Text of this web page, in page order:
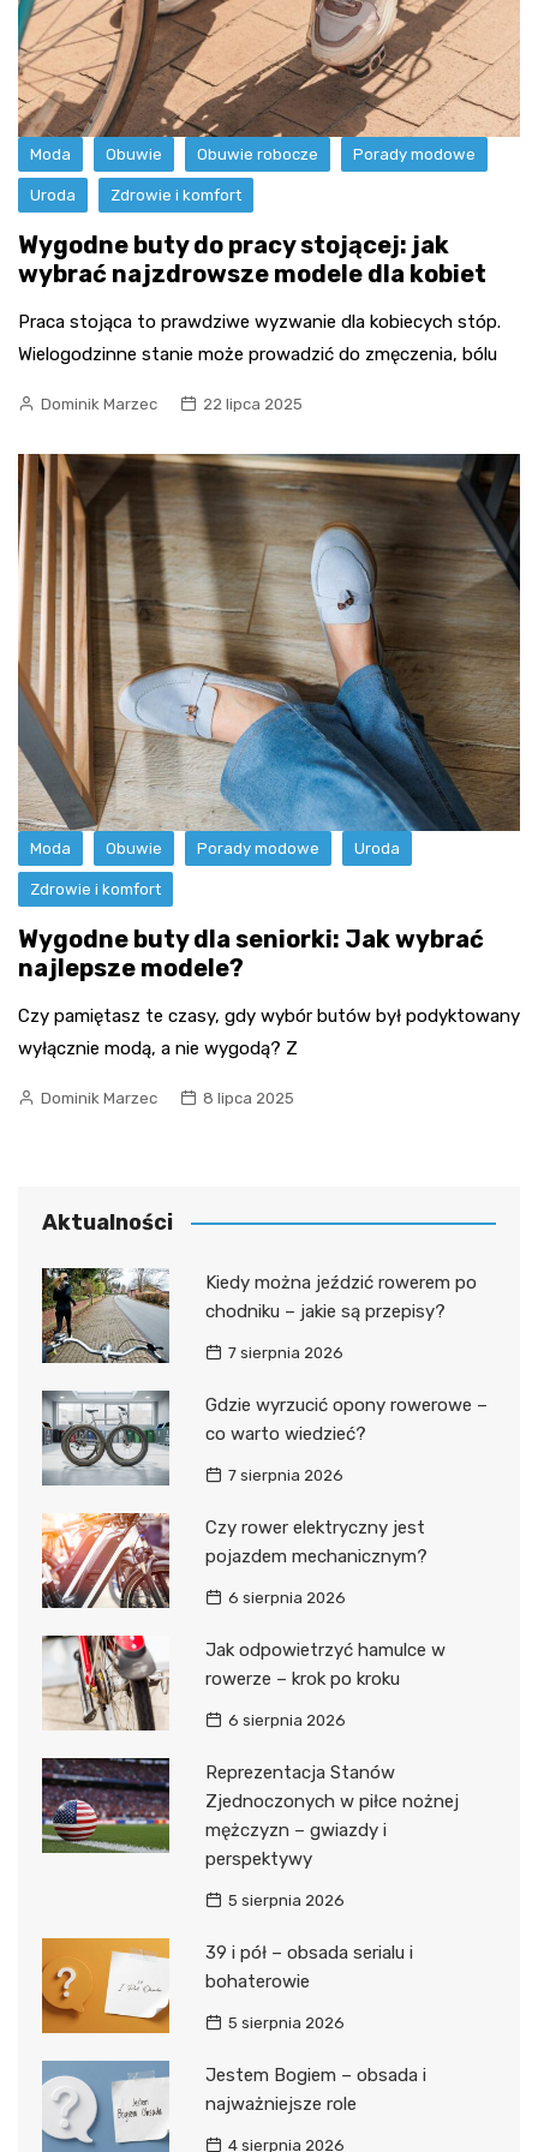
Moda Obuwie Obuwie robocze Porady modowe
Uroda Zdrowie i komfort
Wygodne buty do pracy stojącej: jak
wybrać najzdrowsze modele dla kobiet
Praca stojąca to prawdziwe wyzwanie dla kobiecych stóp.
Wielogodzinne stanie może prowadzić do zmęczenia, bólu
Dominik Marzec 22 lipca 2025
Moda Obuwie Porady modowe Uroda
Zdrowie i komfort
Wygodne buty dla seniorki: Jak wybrać
najlepsze modele?
Czy pamiętasz te czasy, gdy wybór butów był podyktowany
wyłącznie modą, a nie wygodą? Z
Dominik Marzec 8 lipca 2025
Aktualności
Kiedy można jeździć rowerem po
chodniku – jakie są przepisy?
7 sierpnia 2026
Gdzie wyrzucić opony rowerowe –
co warto wiedzieć?
7 sierpnia 2026
Czy rower elektryczny jest
pojazdem mechanicznym?
6 sierpnia 2026
Jak odpowietrzyć hamulce w
rowerze – krok po kroku
6 sierpnia 2026
Reprezentacja Stanów
Zjednoczonych w piłce nożnej
mężczyzn – gwiazdy i
perspektywy
5 sierpnia 2026
39 i pół – obsada serialu i
bohaterowie
5 sierpnia 2026
Jestem Bogiem – obsada i
najważniejsze role
4 sierpnia 2026